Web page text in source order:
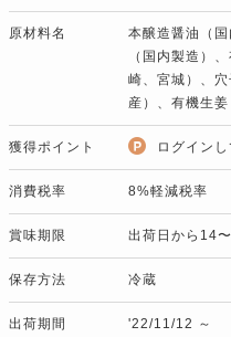
原材料名
本醸造醤油（
（国内製造）
崎、宮城）、
産）、有機生
獲得ポイント ログイン
消費税率 8%軽減税率
賞味期限 出荷日から14
保存方法 冷蔵
出荷期間 '22/11/12 ～